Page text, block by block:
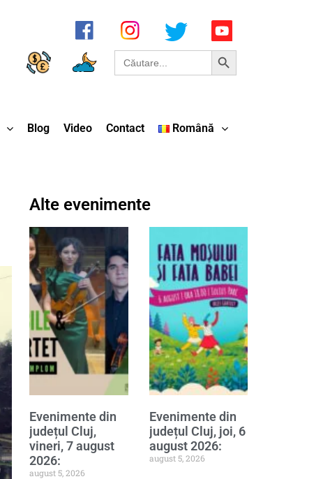
Search
for:
Search Button
Blog Video Contact Română
Alte evenimente
Evenimente din
județul Cluj,
vineri, 7 august
2026:
august 5, 2026
Evenimente din
județul Cluj, joi, 6
august 2026:
august 5, 2026